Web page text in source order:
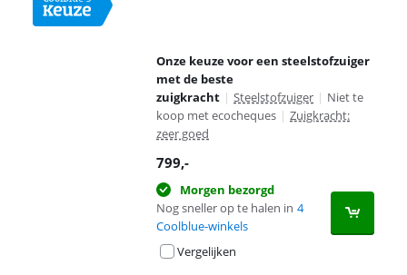
Onze keuze voor een steelstofzuiger
met de beste
zuigkracht | Steelstofzuiger | Niet te
koop met ecocheques | Zuigkracht:
zeer goed
799,-
Morgen bezorgd
Nog sneller op te halen in 4
Coolblue-winkels
Vergelijken